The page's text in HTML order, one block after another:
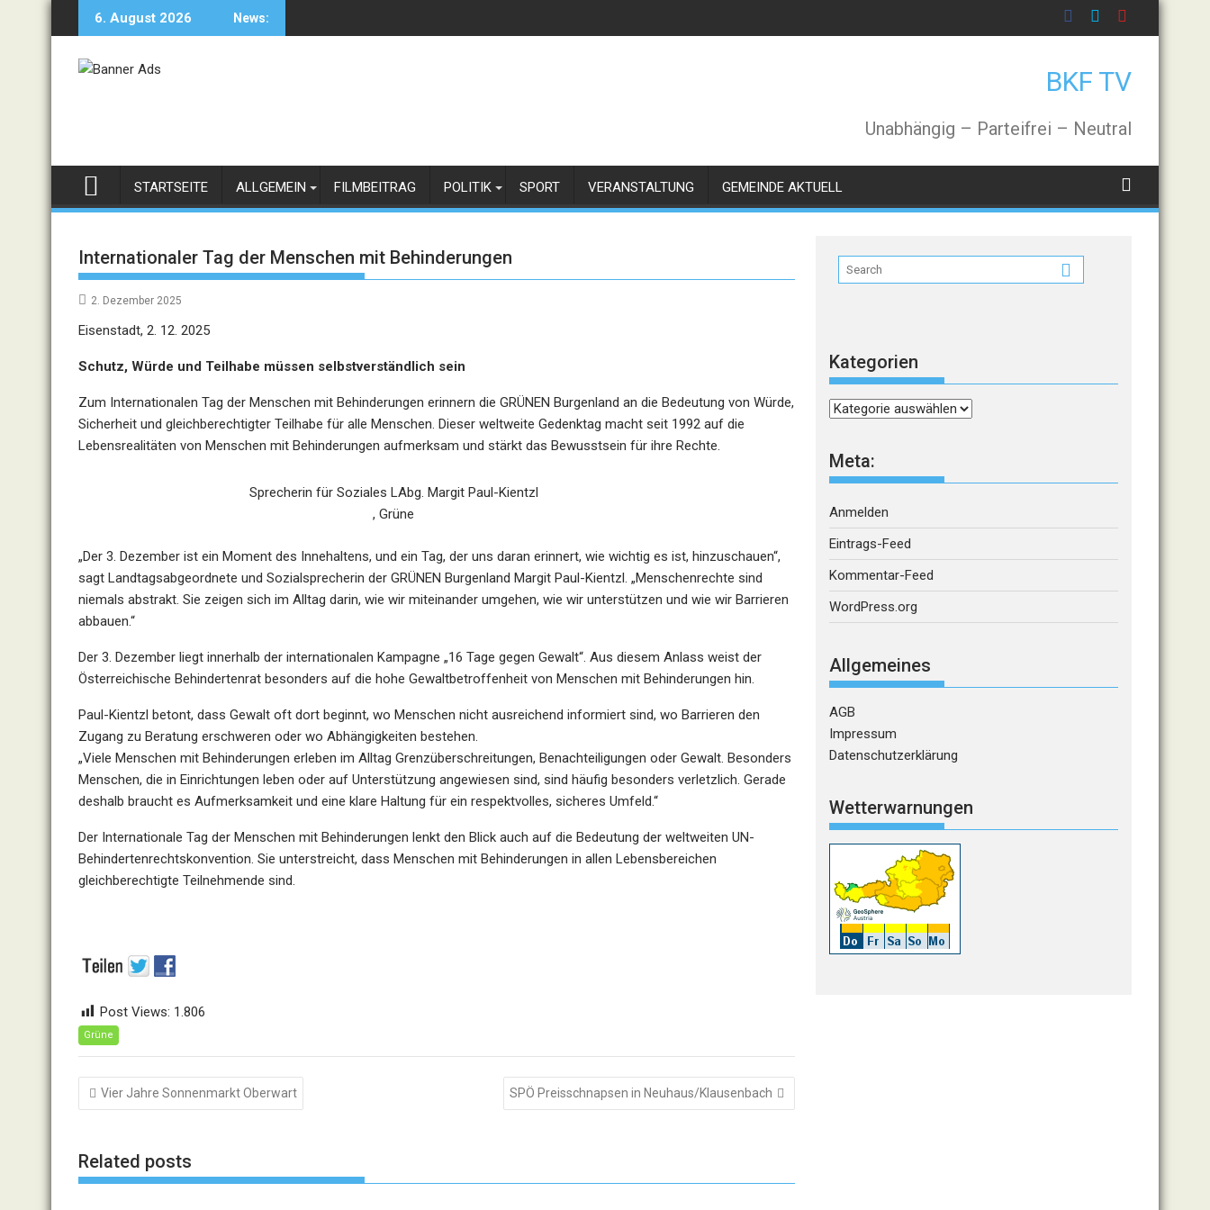
6. August 2026 News:
BKF TV
Unabhängig – Parteifrei – Neutral
STARTSEITE ALLGEMEIN FILMBEITRAG POLITIK SPORT VERANSTALTUNG GEMEINDE AKTUELL
Internationaler Tag der Menschen mit Behinderungen
2. Dezember 2025
Eisenstadt, 2. 12. 2025
Schutz, Würde und Teilhabe müssen selbstverständlich sein
Zum Internationalen Tag der Menschen mit Behinderungen erinnern die GRÜNEN Burgenland an die Bedeutung von Würde,
Sicherheit und gleichberechtigter Teilhabe für alle Menschen. Dieser weltweite Gedenktag macht seit 1992 auf die
Lebensrealitäten von Menschen mit Behinderungen aufmerksam und stärkt das Bewusstsein für ihre Rechte.
Sprecherin für Soziales LAbg. Margit Paul-Kientzl
, Grüne
„Der 3. Dezember ist ein Moment des Innehaltens, und ein Tag, der uns daran erinnert, wie wichtig es ist, hinzuschauen“,
sagt Landtagsabgeordnete und Sozialsprecherin der GRÜNEN Burgenland Margit Paul-Kientzl. „Menschenrechte sind
niemals abstrakt. Sie zeigen sich im Alltag darin, wie wir miteinander umgehen, wie wir unterstützen und wie wir Barrieren
abbauen.“
Der 3. Dezember liegt innerhalb der internationalen Kampagne „16 Tage gegen Gewalt“. Aus diesem Anlass weist der
Österreichische Behindertenrat besonders auf die hohe Gewaltbetroffenheit von Menschen mit Behinderungen hin.
Paul-Kientzl betont, dass Gewalt oft dort beginnt, wo Menschen nicht ausreichend informiert sind, wo Barrieren den
Zugang zu Beratung erschweren oder wo Abhängigkeiten bestehen.
„Viele Menschen mit Behinderungen erleben im Alltag Grenzüberschreitungen, Benachteiligungen oder Gewalt. Besonders
Menschen, die in Einrichtungen leben oder auf Unterstützung angewiesen sind, sind häufig besonders verletzlich. Gerade
deshalb braucht es Aufmerksamkeit und eine klare Haltung für ein respektvolles, sicheres Umfeld.“
Der Internationale Tag der Menschen mit Behinderungen lenkt den Blick auch auf die Bedeutung der weltweiten UN-
Behindertenrechtskonvention. Sie unterstreicht, dass Menschen mit Behinderungen in allen Lebensbereichen
gleichberechtigte Teilnehmende sind.
Post Views: 1.806
Grüne
Beitragsnavigation
Vier Jahre Sonnenmarkt Oberwart SPÖ Preisschnapsen in Neuhaus/Klausenbach
Related posts
Kategorien
Kategorien
Meta:
Anmelden
Eintrags-Feed
Kommentar-Feed
WordPress.org
Allgemeines
AGB
Impressum
Datenschutzerklärung
Wetterwarnungen